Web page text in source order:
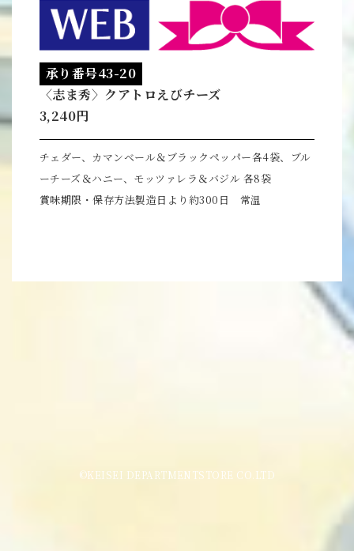
承り番号43-20
〈志ま秀〉クアトロえびチーズ
3,240円
チェダー、カマンベール＆ブラックペッパー各4袋、ブル
ーチーズ＆ハニー、モッツァレラ＆バジル 各8袋
賞味期限・保存方法製造日より約300日 常温
©KEISEI DEPARTMENTSTORE CO.LTD